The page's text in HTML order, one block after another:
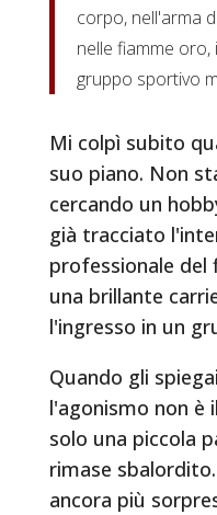
corpo, nell'arma
nelle fiamme
gruppo sportivo
Mi colpì subito
suo piano. Non
cercando un
già tracciato
professionale del
una brillante
l'ingresso in un
Quando gli
l'agonismo non è
solo una piccola
rimase
ancora più